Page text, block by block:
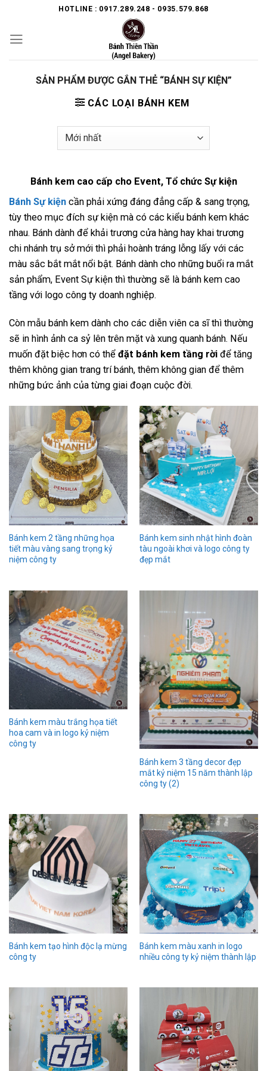
content
HOTLINE : 0917.289.248 - 0935.579.868
SẢN PHẨM ĐƯỢC GẮN THẺ “BÁNH SỰ KIỆN”
CÁC LOẠI BÁNH KEM
Bánh kem cao cấp cho Event, Tổ chức Sự kiện
Bánh Sự kiện cần phải xứng đáng đẳng cấp & sang trọng,
tùy theo mục đích sự kiện mà có các kiểu bánh kem khác
nhau. Bánh dành để khải trương cửa hàng hay khai trương
chi nhánh trụ sở mới thì phải hoành tráng lỗng lấy với các
màu sắc bắt mắt nổi bật. Bánh dành cho những buổi ra mắt
sản phẩm, Event Sự kiện thì thường sẽ là bánh kem cao
tầng với logo công ty doanh nghiệp.
Còn mẫu bánh kem dành cho các diễn viên ca sĩ thì thường
sẽ in hình ảnh ca sỷ lên trên mặt và xung quanh bánh. Nếu
muốn đặt biệc hơn có thể đặt bánh kem tầng rời để tăng
thêm không gian trang trí bánh, thêm không gian để thêm
những bức ảnh của từng giai đoạn cuộc đời.
Bánh kem 2 tầng những họa
tiết màu vàng sang trọng kỷ
niệm công ty
Bánh kem sinh nhật hình đoàn
tàu ngoài khơi và logo công ty
đẹp mắt
Bánh kem màu trắng họa tiết
hoa cam và in logo kỷ niệm
công ty
Bánh kem 3 tầng decor đẹp
mắt kỷ niệm 15 năm thành lập
công ty (2)
Bánh kem tạo hình độc lạ mừng
công ty
Bánh kem màu xanh in logo
nhiều công ty kỷ niệm thành lập